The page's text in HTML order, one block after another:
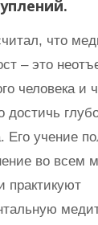
что
– это
человека и
достичь
Его учение
во всем
практикуют